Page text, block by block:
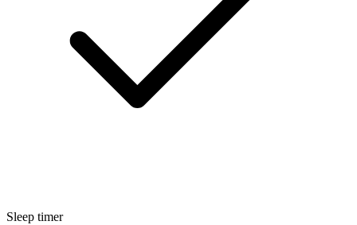
Sleep timer